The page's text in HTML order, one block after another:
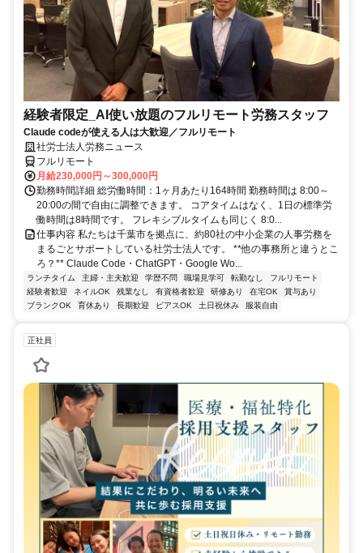
経験者限定_AI使い放題のフルリモート労務スタッフ
Claude codeが使える人は大歓迎／フルリモート
社労士法人労務ニュース
フルリモート
月給230,000円～300,000円
勤務時間詳細 総労働時間：1ヶ月あたり164時間 勤務時間は 8:00～
20:00の間で自由に調整できます。 コアタイムはなく、1日の標準労
働時間は8時間です。 フレキシブルタイムも同じく 8:0...
仕事内容 私たちは千葉市を拠点に、約80社の中小企業の人事労務を
まるごとサポートしている社労士法人です。 **他の事務所と違うとこ
ろ？** Claude Code・ChatGPT・Google Wo...
ランチタイム 主婦・主夫歓迎 学歴不問 職場見学可 転勤なし
フルリモート
経験者歓迎
ネイルOK 残業なし 有資格者歓迎 研修あり 在宅OK
賞与あり
ブランクOK
育休あり 長期歓迎 ピアスOK 土日祝休み 服装自由
正社員